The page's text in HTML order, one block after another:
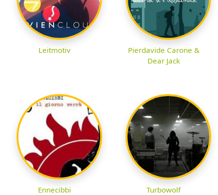
Leitmotiv
Pierdavide Carone &
Dear Jack
Ennecibbi Turbowolf